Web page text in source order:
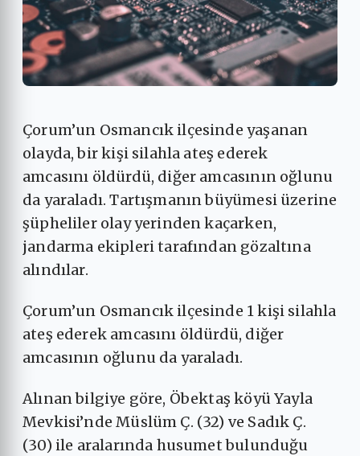
Çorum’un Osmancık ilçesinde yaşanan
olayda, bir kişi silahla ateş ederek
amcasını öldürdü, diğer amcasının oğlunu
da yaraladı. Tartışmanın büyümesi üzerine
şüpheliler olay yerinden kaçarken,
jandarma ekipleri tarafından gözaltına
alındılar.
Çorum’un Osmancık ilçesinde 1 kişi silahla
ateş ederek amcasını öldürdü, diğer
amcasının oğlunu da yaraladı.
Alınan bilgiye göre, Öbektaş köyü Yayla
Mevkisi’nde Müslüm Ç. (32) ve Sadık Ç.
(30) ile aralarında husumet bulunduğu